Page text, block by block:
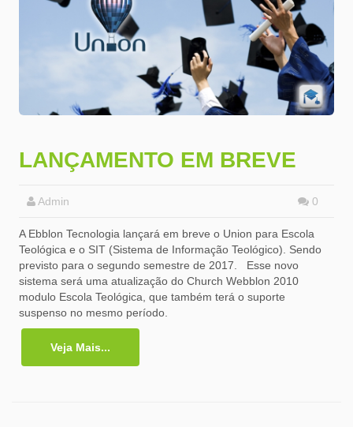
LANÇAMENTO EM BREVE
Admin 0
A Ebblon Tecnologia lançará em breve o Union para Escola
Teológica e o SIT (Sistema de Informação Teológico). Sendo
previsto para o segundo semestre de 2017. Esse novo
sistema será uma atualização do Church Webblon 2010
modulo Escola Teológica, que também terá o suporte
suspenso no mesmo período.
Veja Mais...